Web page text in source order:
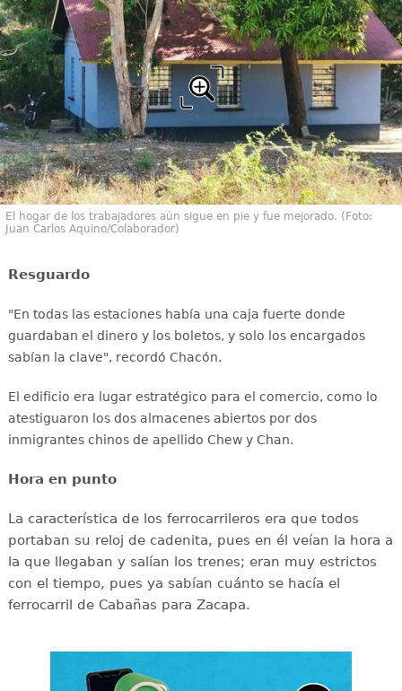
El hogar de los trabajadores aún sigue en pie y fue mejorado. (Foto:
Juan Carlos Aquino/Colaborador)
Resguardo
"En todas las estaciones había una caja fuerte donde
guardaban el dinero y los boletos, y solo los encargados
sabían la clave", recordó Chacón.
El edificio era lugar estratégico para el comercio, como lo
atestiguaron los dos almacenes abiertos por dos
inmigrantes chinos de apellido Chew y Chan.
Hora en punto
La característica de los ferrocarrileros era que todos
portaban su reloj de cadenita, pues en él veían la hora a
la que llegaban y salían los trenes; eran muy estrictos
con el tiempo, pues ya sabían cuánto se hacía el
ferrocarril de Cabañas para Zacapa.